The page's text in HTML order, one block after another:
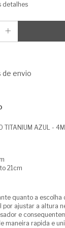
detalhes
de envio
TITANIUM AZUL -
21cm
quanto a escolha
por ajustar a altura
e
maneira rapida e